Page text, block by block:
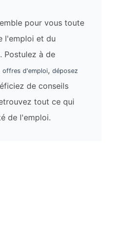
pour vous toute
l'emploi et du
Postulez à de
offres d'emploi, déposez
de conseils
tout ce qui
de l'emploi.